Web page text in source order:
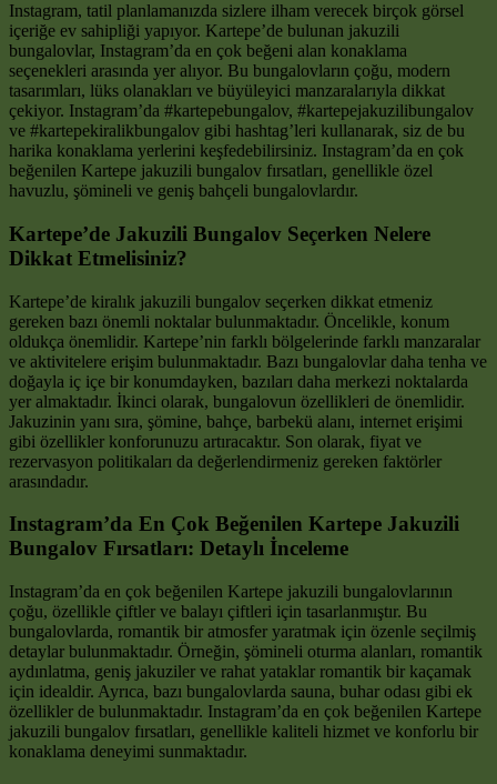
Instagram, tatil planlamanızda sizlere ilham verecek birçok görsel
içeriğe ev sahipliği yapıyor. Kartepe’de bulunan jakuzili
bungalovlar, Instagram’da en çok beğeni alan konaklama
seçenekleri arasında yer alıyor. Bu bungalovların çoğu, modern
tasarımları, lüks olanakları ve büyüleyici manzaralarıyla dikkat
çekiyor. Instagram’da #kartepebungalov, #kartepejakuzilibungalov
ve #kartepekiralikbungalov gibi hashtag’leri kullanarak, siz de bu
harika konaklama yerlerini keşfedebilirsiniz. Instagram’da en çok
beğenilen Kartepe jakuzili bungalov fırsatları, genellikle özel
havuzlu, şömineli ve geniş bahçeli bungalovlardır.
Kartepe’de Jakuzili Bungalov Seçerken Nelere
Dikkat Etmelisiniz?
Kartepe’de kiralık jakuzili bungalov seçerken dikkat etmeniz
gereken bazı önemli noktalar bulunmaktadır. Öncelikle, konum
oldukça önemlidir. Kartepe’nin farklı bölgelerinde farklı manzaralar
ve aktivitelere erişim bulunmaktadır. Bazı bungalovlar daha tenha ve
doğayla iç içe bir konumdayken, bazıları daha merkezi noktalarda
yer almaktadır. İkinci olarak, bungalovun özellikleri de önemlidir.
Jakuzinin yanı sıra, şömine, bahçe, barbekü alanı, internet erişimi
gibi özellikler konforunuzu artıracaktır. Son olarak, fiyat ve
rezervasyon politikaları da değerlendirmeniz gereken faktörler
arasındadır.
Instagram’da En Çok Beğenilen Kartepe Jakuzili
Bungalov Fırsatları: Detaylı İnceleme
Instagram’da en çok beğenilen Kartepe jakuzili bungalovlarının
çoğu, özellikle çiftler ve balayı çiftleri için tasarlanmıştır. Bu
bungalovlarda, romantik bir atmosfer yaratmak için özenle seçilmiş
detaylar bulunmaktadır. Örneğin, şömineli oturma alanları, romantik
aydınlatma, geniş jakuziler ve rahat yataklar romantik bir kaçamak
için idealdir. Ayrıca, bazı bungalovlarda sauna, buhar odası gibi ek
özellikler de bulunmaktadır. Instagram’da en çok beğenilen Kartepe
jakuzili bungalov fırsatları, genellikle kaliteli hizmet ve konforlu bir
konaklama deneyimi sunmaktadır.